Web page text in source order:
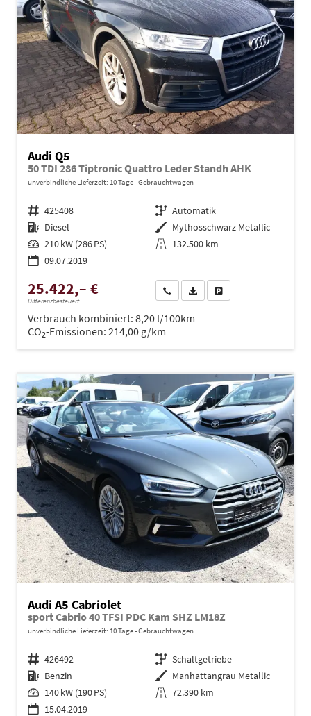
Audi Q5
50 TDI 286 Tiptronic Quattro Leder Standh AHK
unverbindliche Lieferzeit: 10 Tage Gebrauchtwagen
Fahrzeugnr. 425408 Getriebe Automatik
Kraftstoff Diesel Außenfarbe Mythosschwarz Metallic
Leistung 210 kW (286 PS) Kilometerstand 132.500 km
09.07.2019
25.422,– €
Differenzbesteuert
Wir rufen Sie anPDF-Datei, Fahrzeugexposé
Verbrauch kombiniert: 8,20 l/100km
CO2-Emissionen: 214,00 g/km
Audi A5 Cabriolet
sport Cabrio 40 TFSI PDC Kam SHZ LM18Z
unverbindliche Lieferzeit: 10 Tage Gebrauchtwagen
Fahrzeugnr. 426492 Getriebe Schaltgetriebe
Kraftstoff Benzin Außenfarbe Manhattangrau Metallic
Leistung 140 kW (190 PS) Kilometerstand 72.390 km
15.04.2019